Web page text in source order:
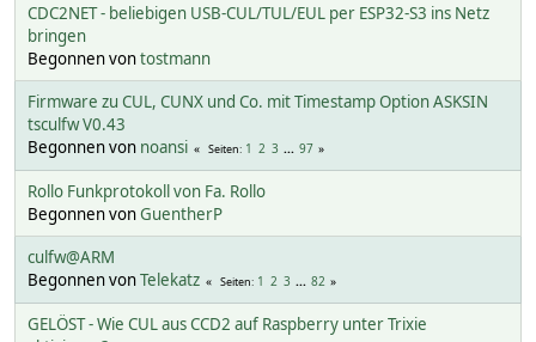
CDC2NET - beliebigen USB-CUL/TUL/EUL per ESP32-S3 ins Netz
bringen
Begonnen vontostmann
Firmware zu CUL, CUNX und Co. mit Timestamp Option ASKSIN
tsculfw V0.43
Begonnen von noansi Seiten 1 2 3 ... 97
Rollo Funkprotokoll von Fa. Rollo
Begonnen vonGuentherP
culfw@ARM
Begonnen vonTelekatz Seiten 1 2 3 ... 82
GELÖST - Wie CUL aus CCD2 auf Raspberry unter Trixie